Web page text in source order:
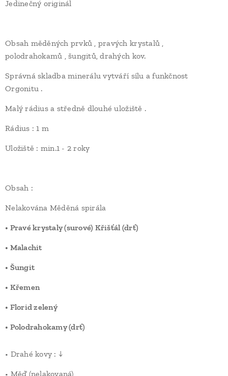
Jedinečný originál
Obsah měděných prvků , pravých krystalů ,
polodrahokamů , šungitů, drahých kov.
Správná skladba minerálu vytváří sílu a funkčnost
Orgonitu .
Malý rádius a středně dlouhé uložiště .
Rádius : 1 m
Uložiště : min.1 - 2 roky
Obsah :
Nelakována Měděná spirála
• Pravé krystaly (surové) Křišťál (drť)
• Malachit
• Šungit
• Křemen
• Florid zelený
• Polodrahokamy (drť)
• Drahé kovy : ↓
• Měď (nelakovaná)